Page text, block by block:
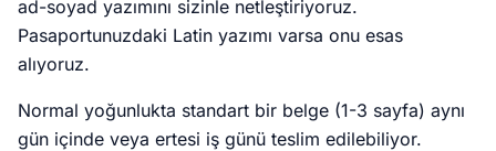
ad-soyad yazımını sizinle netleştiriyoruz.
Pasaportunuzdaki Latin yazımı varsa onu esas
alıyoruz.
Normal yoğunlukta standart bir belge (1-3 sayfa) aynı
gün içinde veya ertesi iş günü teslim edilebiliyor.